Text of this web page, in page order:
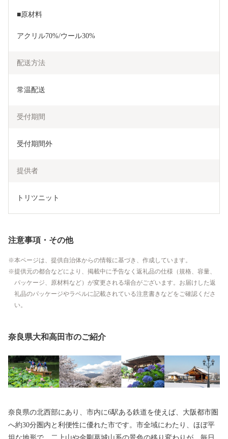
■原材料
アクリル70%/ウール30%
配送方法
常温配送
受付期間
受付期間外
提供者
トリツニット
注意事項・その他
本ページは、提供自治体からの情報に基づき、作成しています。
提供元の都合などにより、掲載中に予告なく返礼品の仕様（規格、容量、
パッケージ、原材料など）が変更される場合がございます。お届けした返
礼品のパッケージやラベルに記載されている注意書きなどをご確認くださ
い。
奈良県大和高田市のご紹介
奈良県の北西部にあり、市内に6駅ある鉄道を使えば、大阪都市圏
へ約30分圏内と利便性に優れた市です。市全域にわたり、ほぼ平